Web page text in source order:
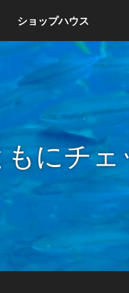
ショップハウス
にチェ